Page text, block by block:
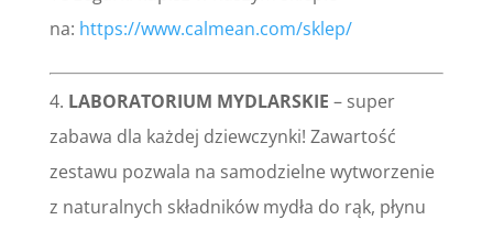
na: https://www.calmean.com/sklep/
4. LABORATORIUM MYDLARSKIE – super
zabawa dla każdej dziewczynki! Zawartość
zestawu pozwala na samodzielne wytworzenie
z naturalnych składników mydła do rąk, płynu